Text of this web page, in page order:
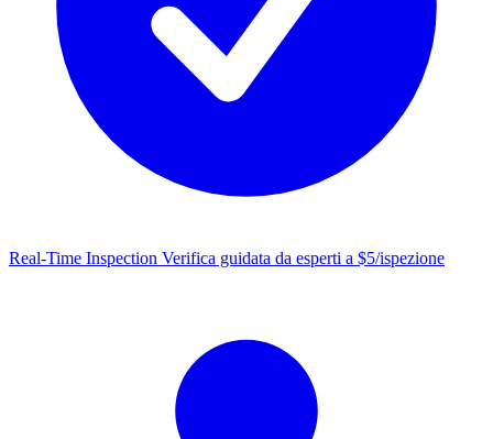
Real-Time Inspection Verifica guidata da esperti a $5/ispezione